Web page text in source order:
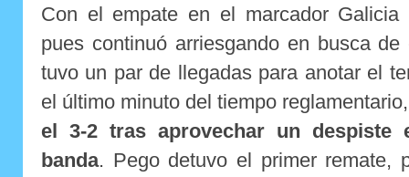
Con el empate en el marcador
pues continuó arriesgando en busca
tuvo un par de llegadas para anotar el
el último minuto del tiempo
el 3-2 tras aprovechar un despiste
banda. Pego detuvo el primer remate,